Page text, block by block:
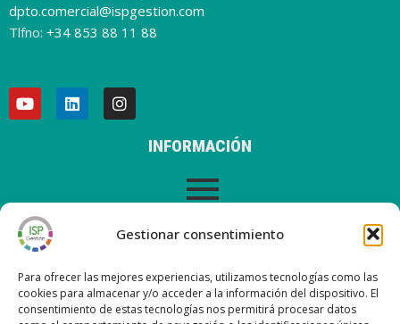
Gestionar consentimiento
Para ofrecer las mejores experiencias, utilizamos tecnologías como las
cookies para almacenar y/o acceder a la información del dispositivo. El
consentimiento de estas tecnologías nos permitirá procesar datos
dpto.comercial@ispgestion.com
Tlfno: +34 853 88 11 88
INFORMACIÓN
AVISO LEGAL
ÚLTIMAS ENTRADAS EN NUESTRO BLOG